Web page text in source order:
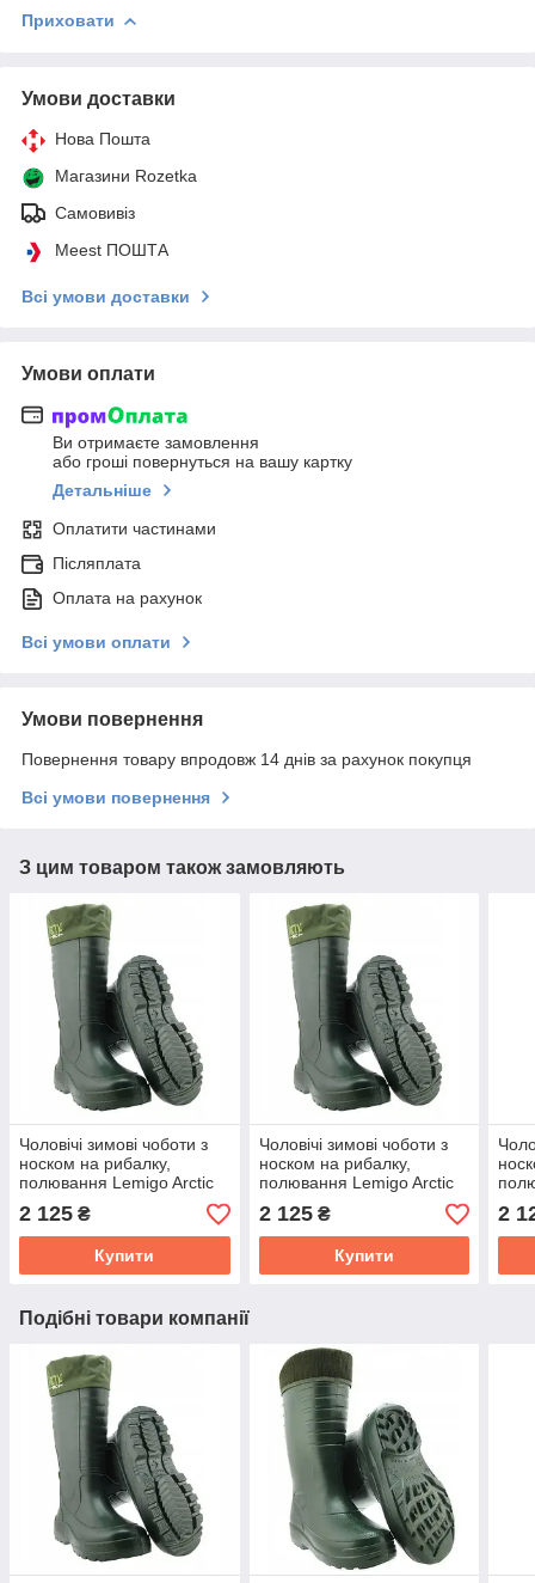
Приховати
Умови доставки
Нова Пошта
Магазини Rozetka
Самовивіз
Meest ПОШТА
Всі умови доставки
Умови оплати
Ви отримаєте замовлення
або гроші повернуться на вашу картку
Детальніше
Оплатити частинами
Післяплата
Оплата на рахунок
Всі умови оплати
Умови повернення
Повернення товару впродовж 14 днів за рахунок покупця
Всі умови повернення
З цим товаром також замовляють
Чоловічі зимові чоботи з
носком на рибалку,
полювання Lemigo Arctic
розмір 46-29 см (875/46)
2 125 ₴
Купити
Чоловічі зимові чоботи з
носком на рибалку,
полювання Lemigo Arctic
розмір 45-28.5 см (875/45)
2 125₴
Купити
2
Подібні товари компанії